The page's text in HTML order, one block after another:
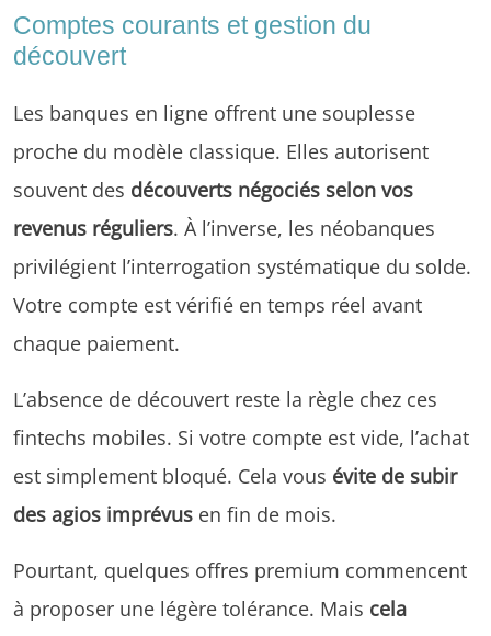
Comptes courants et gestion du
découvert
Les banques en ligne offrent une souplesse
proche du modèle classique. Elles autorisent
souvent des découverts négociés selon vos
revenus réguliers. À l’inverse, les néobanques
privilégient l’interrogation systématique du solde.
Votre compte est vérifié en temps réel avant
chaque paiement.
L’absence de découvert reste la règle chez ces
fintechs mobiles. Si votre compte est vide, l’achat
est simplement bloqué. Cela vous évite de subir
des agios imprévus en fin de mois.
Pourtant, quelques offres premium commencent
à proposer une légère tolérance. Mais cela